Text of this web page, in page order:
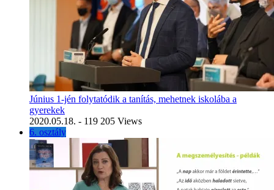
Június 1-jén folytatódik a tanítás, mehetnek iskolába a
gyerekek
2020.05.18. - 119 205 Views
6. osztály